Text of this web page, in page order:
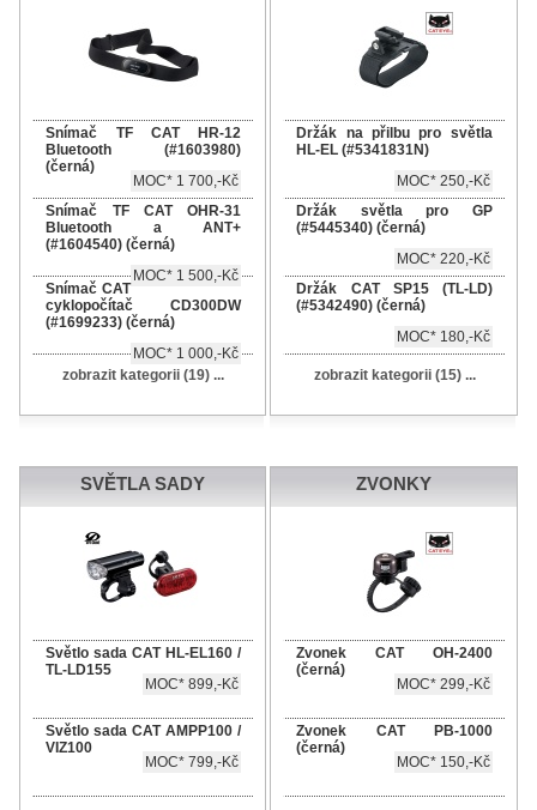
Snímač TF CAT HR-12
Bluetooth (#1603980)
(černá)
MOC* 1 700,-Kč
Snímač TF CAT OHR-31
Bluetooth a ANT+
(#1604540) (černá)
MOC* 1 500,-Kč
Snímač CAT
cyklopočítač CD300DW
(#1699233) (černá)
MOC* 1 000,-Kč
zobrazit kategorii (19) ...
Držák na přilbu pro světla
HL-EL (#5341831N)
MOC* 250,-Kč
Držák světla pro GP
(#5445340) (černá)
MOC* 220,-Kč
Držák CAT SP15 (TL-LD)
(#5342490) (černá)
MOC* 180,-Kč
zobrazit kategorii (15) ...
SVĚTLA SADY
Světlo sada CAT HL-EL160 /
TL-LD155
MOC* 899,-Kč
Světlo sada CAT AMPP100 /
VIZ100
MOC* 799,-Kč
ZVONKY
Zvonek CAT OH-2400
(černá)
MOC* 299,-Kč
Zvonek CAT PB-1000
(černá)
MOC* 150,-Kč